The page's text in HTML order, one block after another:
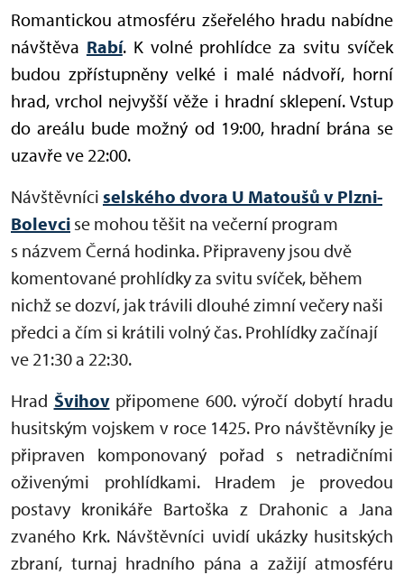
Romantickou atmosféru zšeřelého hradu nabídne
návštěva Rabí. K volné prohlídce za svitu svíček
budou zpřístupněny velké i malé nádvoří, horní
hrad, vrchol nejvyšší věže i hradní sklepení. Vstup
do areálu bude možný od 19:00, hradní brána se
uzavře ve 22:00.
Návštěvníci selského dvora U Matoušů v Plzni-
Bolevci se mohou těšit na večerní program
s názvem Černá hodinka. Připraveny jsou dvě
komentované prohlídky za svitu svíček, během
nichž se dozví, jak trávili dlouhé zimní večery naši
předci a čím si krátili volný čas. Prohlídky začínají
ve 21:30 a 22:30.
Hrad Švihovpřipomene 600. výročí dobytí hradu
husitským vojskem v roce 1425. Pro návštěvníky je
připraven komponovaný pořad s netradičními
oživenými prohlídkami. Hradem je provedou
postavy kronikáře Bartoška z Drahonic a Jana
zvaného Krk. Návštěvníci uvidí ukázky husitských
zbraní, turnaj hradního pána a zažijí atmosféru